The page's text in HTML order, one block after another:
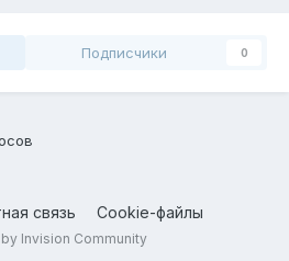
Подписчики 0
связь Cookie-файлы
Invision Community